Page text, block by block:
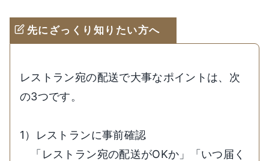
先にざっくり知りたい方へ
レストラン宛の配送で大事なポイントは、次
の3つです。
1）レストランに事前確認
「レストラン宛の配送がOKか」「いつ届く